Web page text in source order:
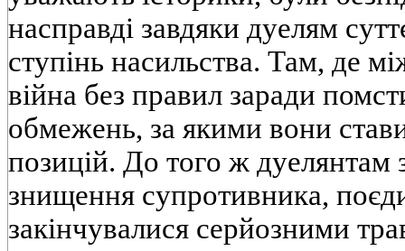
насправді завдяки дуелям
ступінь насильства. Там, де
війна без правил заради
обмежень, за якими вони
позицій. До того ж дуелянтам
знищення супротивника,
закінчувалися серйозними